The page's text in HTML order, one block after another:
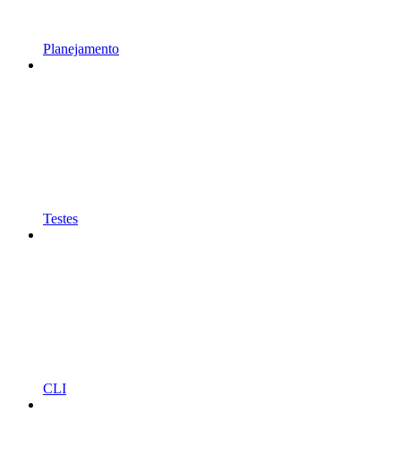
Planejamento
Testes
CLI